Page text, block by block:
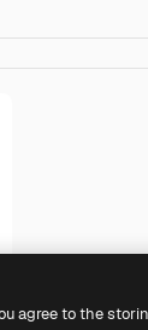
agree to the